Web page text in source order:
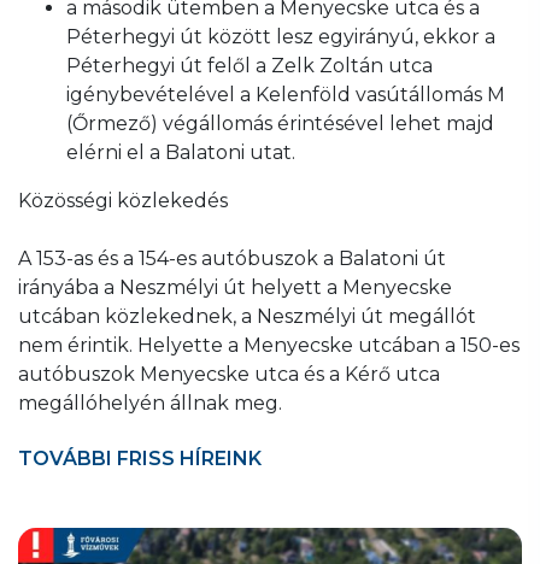
a második ütemben a Menyecske utca és a
Péterhegyi út között lesz egyirányú, ekkor a
Péterhegyi út felől a Zelk Zoltán utca
igénybevételével a Kelenföld vasútállomás M
(Őrmező) végállomás érintésével lehet majd
elérni el a Balatoni utat.
Közösségi közlekedés
A 153-as és a 154-es autóbuszok a Balatoni út
irányába a Neszmélyi út helyett a Menyecske
utcában közlekednek, a Neszmélyi út megállót
nem érintik. Helyette a Menyecske utcában a 150-es
autóbuszok Menyecske utca és a Kérő utca
megállóhelyén állnak meg.
TOVÁBBI FRISS HÍREINK